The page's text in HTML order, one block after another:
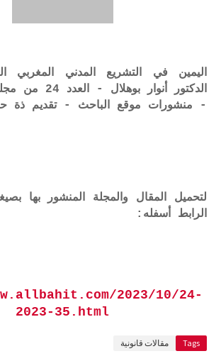
اليمين في التشريع المدني المغربي
الدكتور أنوار
- منشورات موقع الباحث - تقديم ذة
الرابط أسفله:
2023/10/24-
2023-35.html
Tags مقالات قانونية